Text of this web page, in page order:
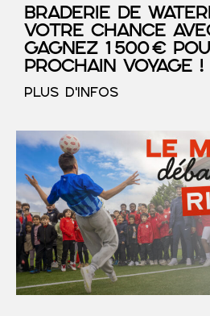
Braderie de
votre chance avec
gagnez 1 500 €
prochain voyage !
PLUS D'INFOS